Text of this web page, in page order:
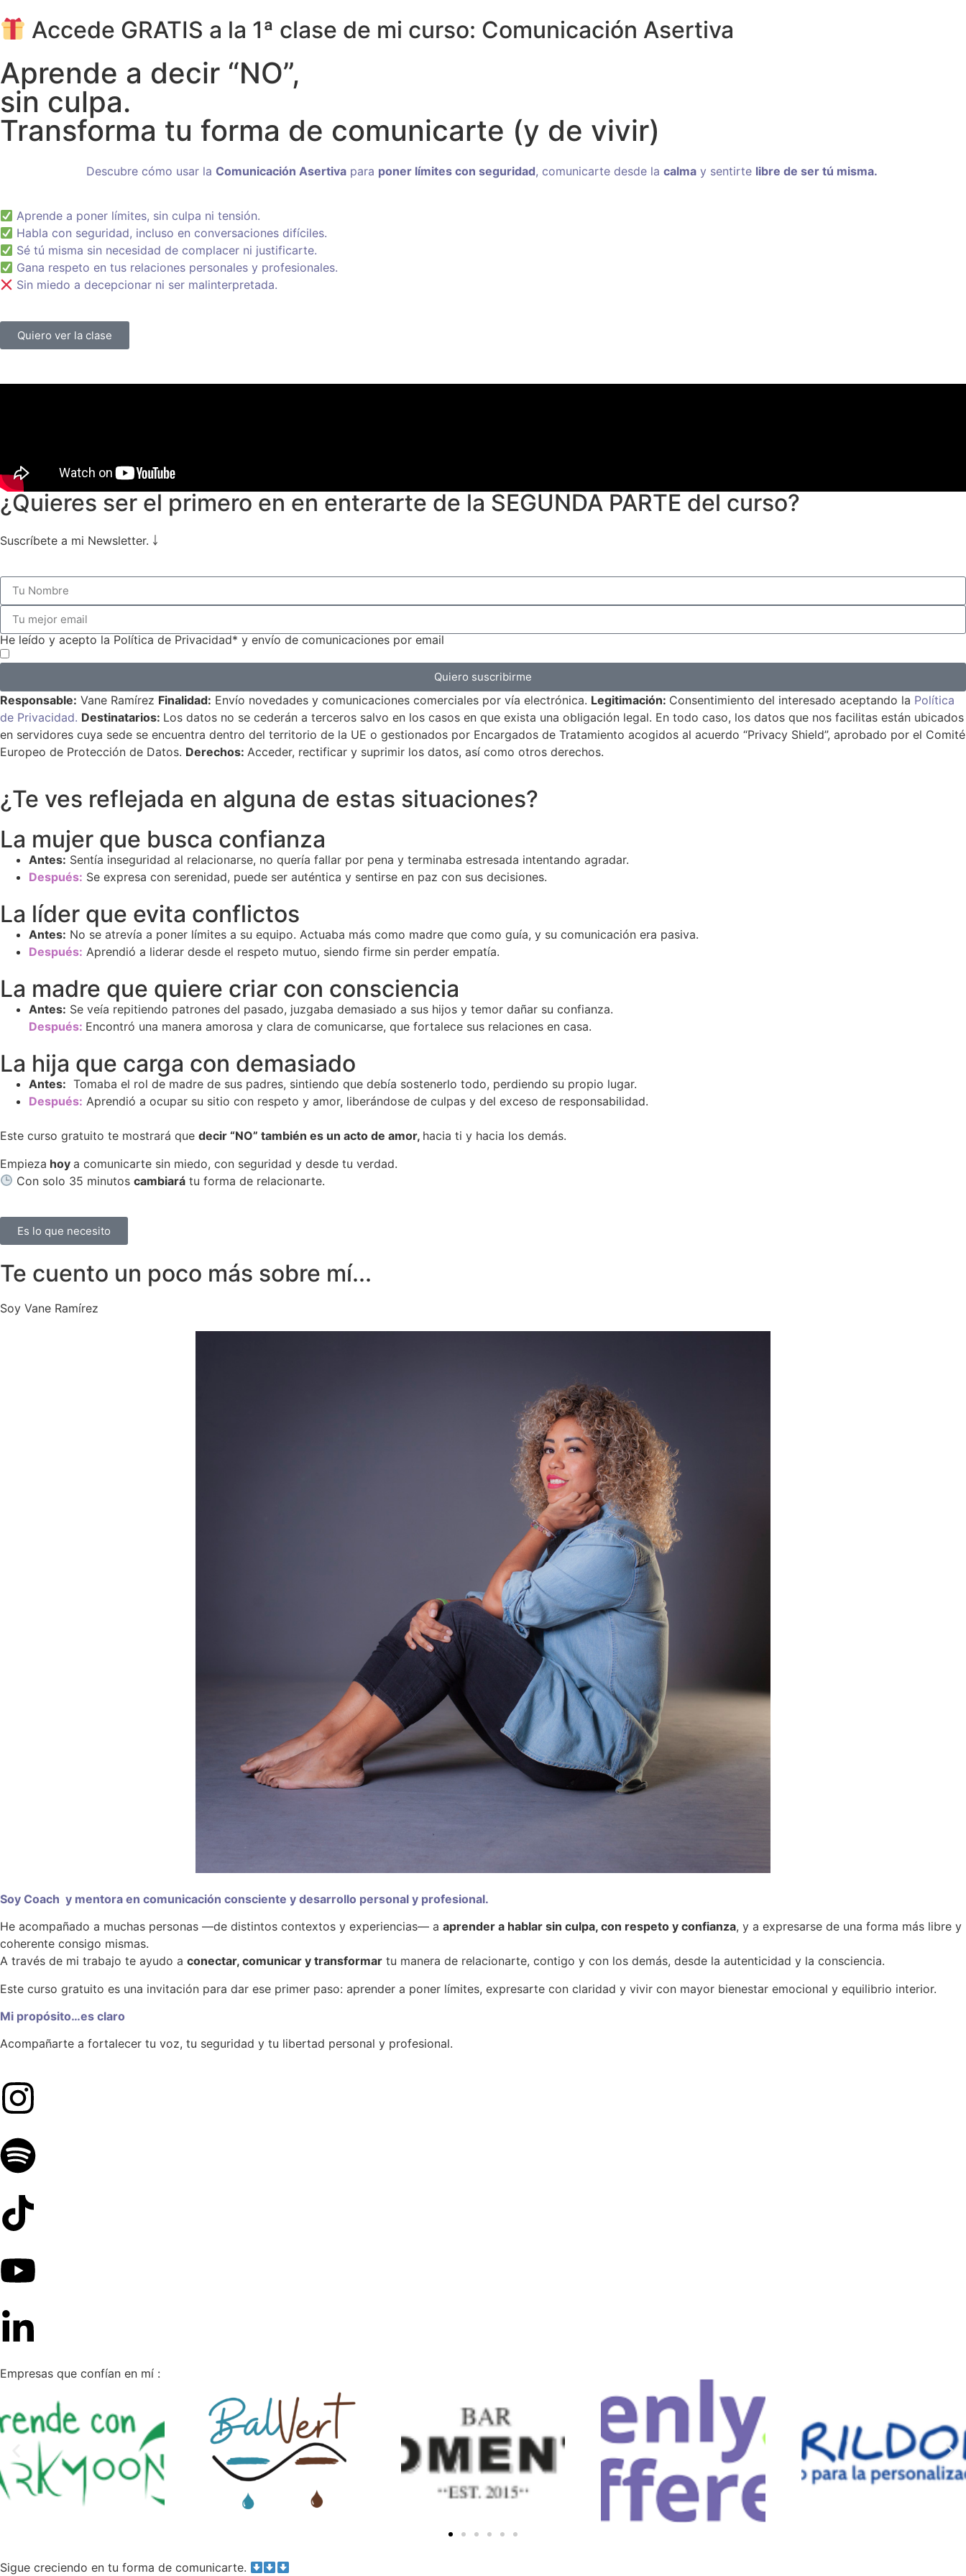
Accede GRATIS a la 1ª clase de mi curso: Comunicación Asertiva
Aprende a decir “NO”,
sin culpa.
Transforma tu forma de comunicarte (y de vivir)
Descubre cómo usar la Comunicación Asertivapara poner límites con seguridad, comunicarte desde la calmay sentirte libre de ser tú misma.
Aprende a poner límites, sin culpa ni tensión.
Habla con seguridad, incluso en conversaciones difíciles.
Sé tú misma sin necesidad de complacer ni justificarte.
Gana respeto en tus relaciones personales y profesionales.
Sin miedo a decepcionar ni ser malinterpretada.
Quiero ver la clase
¿Quieres ser el primero en en enterarte de la SEGUNDA PARTE del curso?
Suscríbete a mi Newsletter. ￬
He leído y acepto la Política de Privacidad* y envío de comunicaciones por email
Quiero suscribirme
Responsable: Vane Ramírez Finalidad: Envío novedades y comunicaciones comerciales por vía electrónica. Legitimación: Consentimiento del interesado aceptando la Política
de Privacidad. Destinatarios: Los datos no se cederán a terceros salvo en los casos en que exista una obligación legal. En todo caso, los datos que nos facilitas están ubicados
en servidores cuya sede se encuentra dentro del territorio de la UE o gestionados por Encargados de Tratamiento acogidos al acuerdo “Privacy Shield”, aprobado por el Comité
Europeo de Protección de Datos. Derechos: Acceder, rectificar y suprimir los datos, así como otros derechos.
¿Te ves reflejada en alguna de estas situaciones?
La mujer que busca confianza
Antes: Sentía inseguridad al relacionarse, no quería fallar por pena y terminaba estresada intentando agradar.
Después: Se expresa con serenidad, puede ser auténtica y sentirse en paz con sus decisiones.
La líder que evita conflictos
Antes: No se atrevía a poner límites a su equipo. Actuaba más como madre que como guía, y su comunicación era pasiva.
Después: Aprendió a liderar desde el respeto mutuo, siendo firme sin perder empatía.
La madre que quiere criar con consciencia
Antes: Se veía repitiendo patrones del pasado, juzgaba demasiado a sus hijos y temor dañar su confianza.
Después: Encontró una manera amorosa y clara de comunicarse, que fortalece sus relaciones en casa.
La hija que carga con demasiado
Antes: Tomaba el rol de madre de sus padres, sintiendo que debía sostenerlo todo, perdiendo su propio lugar.
Después: Aprendió a ocupar su sitio con respeto y amor, liberándose de culpas y del exceso de responsabilidad.
Este curso gratuito te mostrará que decir “NO” también es un acto de amor, hacia ti y hacia los demás.
Empieza hoy a comunicarte sin miedo, con seguridad y desde tu verdad.
Con solo 35 minutoscambiará tu forma de relacionarte.
Es lo que necesito
Te cuento un poco más sobre mí...
Soy Vane Ramírez
Soy Coach y mentora en comunicación consciente y desarrollo personal y profesional.
He acompañado a muchas personas —de distintos contextos y experiencias— a aprender a hablar sin culpa, con respeto y confianza, y a expresarse de una forma más libre y
coherente consigo mismas.
A través de mi trabajo te ayudo a conectar, comunicar y transformar tu manera de relacionarte, contigo y con los demás, desde la autenticidad y la consciencia.
Este curso gratuito es una invitación para dar ese primer paso: aprender a poner límites, expresarte con claridad y vivir con mayor bienestar emocional y equilibrio interior.
Mi propósito…es claro
Acompañarte a fortalecer tu voz, tu seguridad y tu libertad personal y profesional.
Empresas que confían en mí :
Sigue creciendo en tu forma de comunicarte.